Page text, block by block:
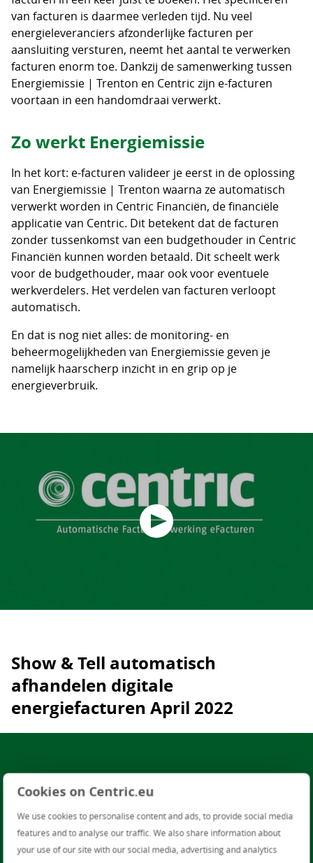
Cookies on Centric.eu
We use cookies to personalise content and ads, to provide social media
features and to analyse our traffic. We also share information about
your use of our site with our social media, advertising and analytics
van facturen is daarmee verleden tijd. Nu veel
energieleveranciers afzonderlijke facturen per
aansluiting versturen, neemt het aantal te verwerken
facturen enorm toe. Dankzij de samenwerking tussen
Energiemissie | Trenton en Centric zijn e-facturen
voortaan in een handomdraai verwerkt.
Zo werkt Energiemissie
In het kort: e-facturen valideer je eerst in de oplossing
van Energiemissie | Trenton waarna ze automatisch
verwerkt worden in Centric Financiën, de financiële
applicatie van Centric. Dit betekent dat de facturen
zonder tussenkomst van een budgethouder in Centric
Financiën kunnen worden betaald. Dit scheelt werk
voor de budgethouder, maar ook voor eventuele
werkverdelers. Het verdelen van facturen verloopt
automatisch.
En dat is nog niet alles: de monitoring- en
beheermogelijkheden van Energiemissie geven je
namelijk haarscherp inzicht in en grip op je
energieverbruik.
Show & Tell automatisch
afhandelen digitale
energiefacturen April 2022